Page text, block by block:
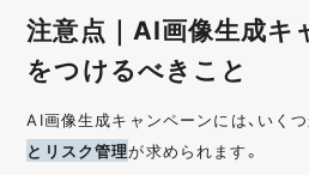
注意点｜AI画像生成キ
をつけるべきこと
AI画像生成キャンペーンには、いく
とリスク管理が求められます。